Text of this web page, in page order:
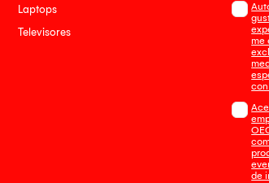
Laptops
Televisores
me
de